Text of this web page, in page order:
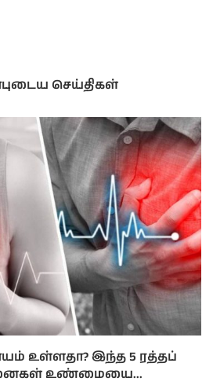
செய்திகள்
உள்ளதா? இந்த 5 ரத்தப்
உண்மையை...